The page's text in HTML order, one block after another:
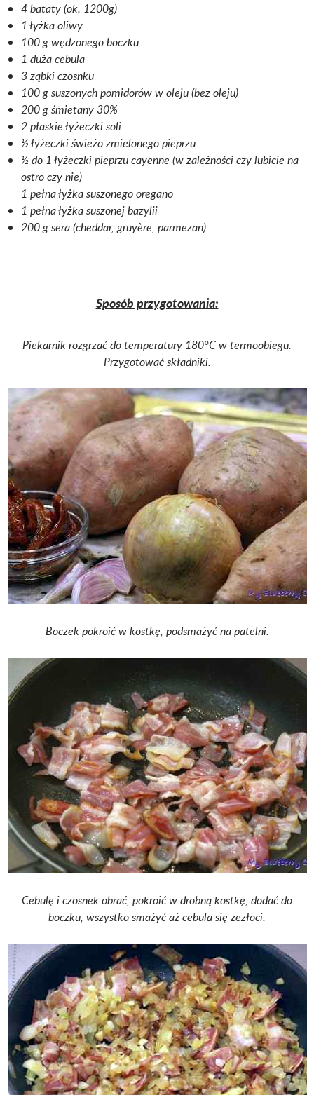
4 bataty (ok. 1200g)
1 łyżka oliwy
100 g wędzonego boczku
1 duża cebula
3 ząbki czosnku
100 g suszonych pomidorów w oleju (bez oleju)
200 g śmietany 30%
2 płaskie łyżeczki soli
½ łyżeczki świeżo zmielonego pieprzu
½ do 1 łyżeczki pieprzu cayenne (w zależności czy lubicie na
ostro czy nie)
1 pełna łyżka suszonego oregano
1 pełna łyżka suszonej bazylii
200 g sera (cheddar, gruyère, parmezan)
Sposób przygotowania:
Piekarnik rozgrzać do temperatury 180°C w termoobiegu.
Przygotować składniki.
Boczek pokroić w kostkę, podsmażyć na patelni.
Cebulę i czosnek obrać, pokroić w drobną kostkę, dodać do
boczku, wszystko smażyć aż cebula się zezłoci.